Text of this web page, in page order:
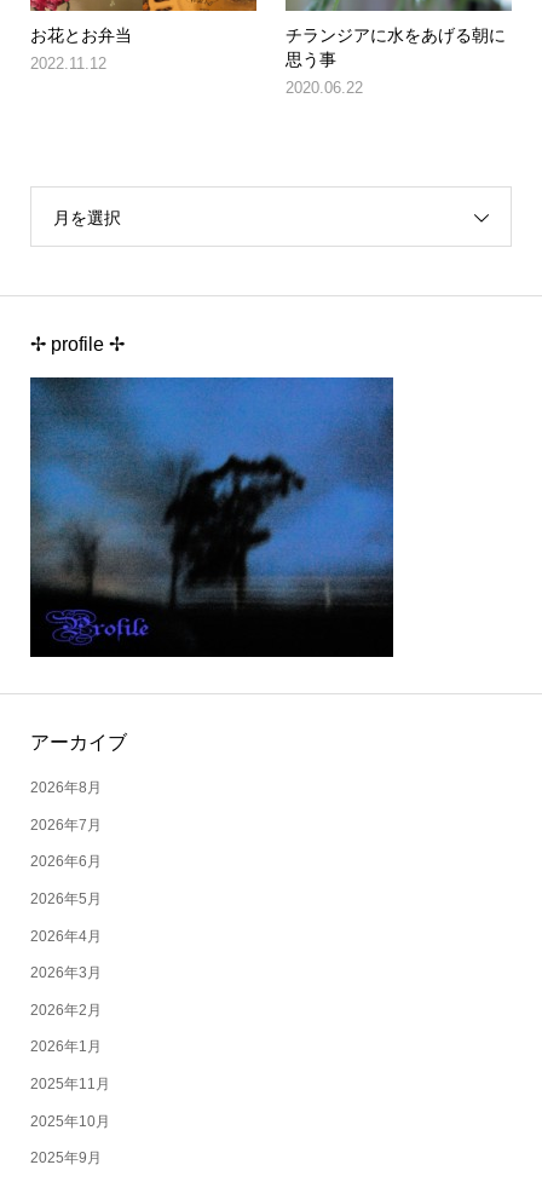
お花とお弁当
2022.11.12
チランジアに水をあげる朝に
思う事
2020.06.22
月を選択
✢ profile ✢
アーカイブ
2026年8月
2026年7月
2026年6月
2026年5月
2026年4月
2026年3月
2026年2月
2026年1月
2025年11月
2025年10月
2025年9月